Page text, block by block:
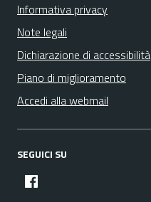
Informativa privacy
Note legali
Dichiarazione di accessibilità
Piano di miglioramento
Accedi alla webmail
SEGUICI SU